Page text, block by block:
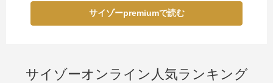
サイゾーpremiumで読む
サイゾーオンライン人気ランキング